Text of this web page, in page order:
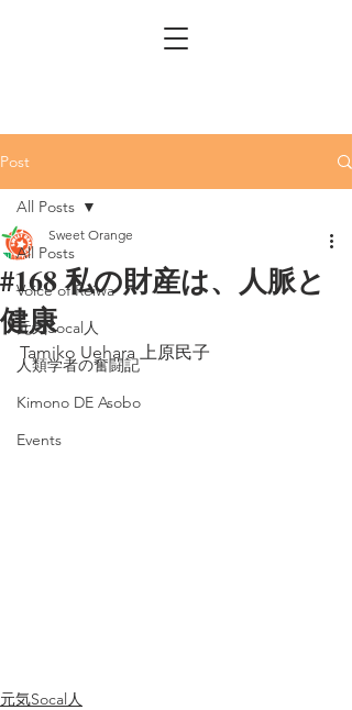
Post
All Posts
Voice of Reiwa
元気Socal人
人類学者の奮闘記
Kimono DE Asobo
Events
All Posts
#168 私の財産は、人脈と
健康
Sweet Orange
Tamiko Uehara 上原民子
元気Socal人